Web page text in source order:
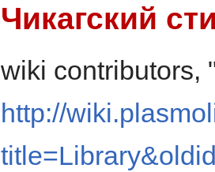
Чикагский
wiki contributors,
http://